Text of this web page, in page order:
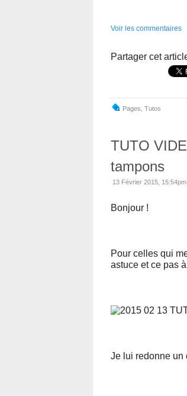
Voir les commentaires
Partager cet
Pages Tutos
TUTO
tampons
13 Février 2015, 15:54pm
Bonjour !
Pour celles qui
astuce et ce pas
Je lui redonne un